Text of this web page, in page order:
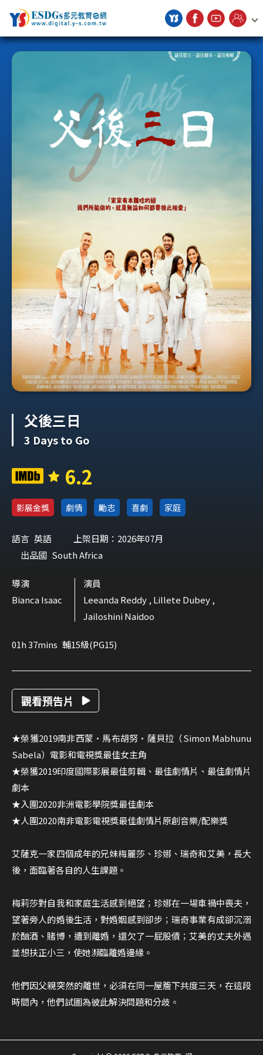
宇勗公播平台
父後三日
3 Days to Go
6.2
影展金獎 劇情 勵志 喜劇 家庭
語言 英語
上架日期：2026年07月
出品國 South Africa
導演
Bianca Isaac
演員
Leeanda Reddy , Lillete Dubey ,
Jailoshini Naidoo
01h 37mins 輔15級(PG15)
觀看預告片
★榮獲2019南非西蒙·馬布胡努·薩貝拉（Simon Mabhunu
Sabela）電影和電視獎最佳女主角
★榮獲2019印度國際影展最佳剪輯、最佳劇情片、最佳劇情片
劇本
★入圍2020非洲電影學院獎最佳劇本
★人圍2020南非電影電視獎最佳劇情片原創音樂/配樂獎
艾薩克一家四個成年的兄妹梅麗莎、珍娜、瑞奇和艾美，長大
後，面臨著各自的人生課題。
梅莉莎對自我和家庭生活感到絕望；珍娜在一場車禍中喪夫，
望著旁人的婚後生活，對婚姻感到卻步；瑞奇事業有成卻沉溺
於酗酒、賭博，遭到離婚，還欠了一屁股債；艾美的丈夫外遇
並想扶正小三，使她瀕臨離婚邊緣。
他們因父親突然的離世，必須在同一屋簷下共度三天，在這段
時間內，他們試圖為彼此解決問題和分歧。